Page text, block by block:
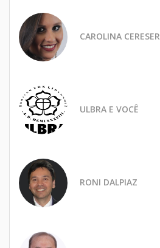
CAROLINA CERESER
ULBRA E VOCÊ
RONI DALPIAZ